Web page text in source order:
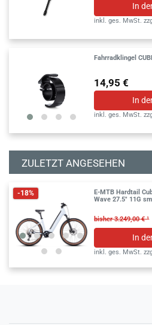
In
inkl. ges. MwSt.
Fahrradklingel
14,95 €
In
inkl. ges. MwSt.
ZULETZT ANGESEHEN
-18%
E-MTB Hardtail
Wave 27.5" 11G
bisher 3.249,00 € ¹
In
inkl. ges. MwSt.